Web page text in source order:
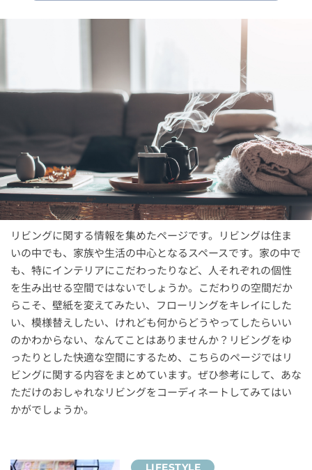
リビングに関する情報を集めたページです。リビングは住ま
いの中でも、家族や生活の中心となるスペースです。家の中で
も、特にインテリアにこだわったりなど、人それぞれの個性
を生み出せる空間ではないでしょうか。こだわりの空間だか
らこそ、壁紙を変えてみたい、フローリングをキレイにした
い、模様替えしたい、けれども何からどうやってしたらいい
のかわからない、なんてことはありませんか？リビングをゆ
ったりとした快適な空間にするため、こちらのページではリ
ビングに関する内容をまとめています。ぜひ参考にして、あな
ただけのおしゃれなリビングをコーディネートしてみてはい
かがでしょうか。